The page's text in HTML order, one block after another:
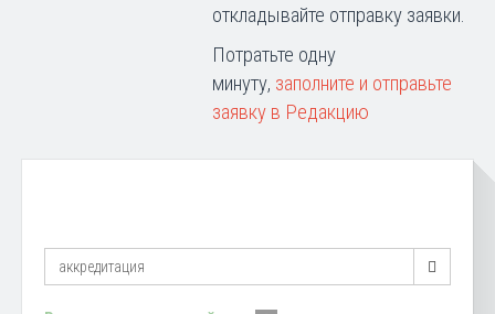
откладывайте отправку заявки.
Потратьте одну
минуту, заполните и отправьте
заявку в Редакцию